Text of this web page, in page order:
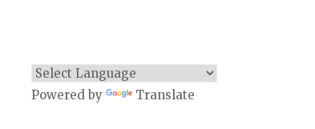
Powered by Translate